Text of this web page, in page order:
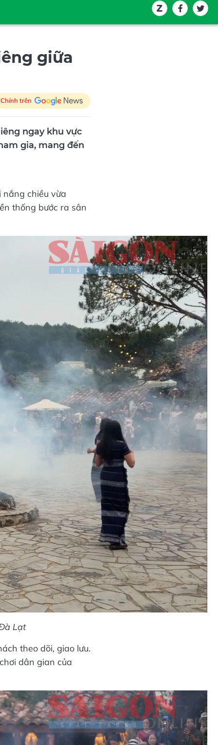
giữa
trên
ngay khu vực
gia, mang đến
chiều vừa
thống bước ra sân
Lạt
theo dõi, giao lưu.
dân gian của